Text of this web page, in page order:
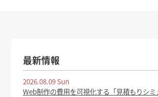
最新情報
2026.08.09 Sun
Web制作の費用を可視化する「見積もりシミ